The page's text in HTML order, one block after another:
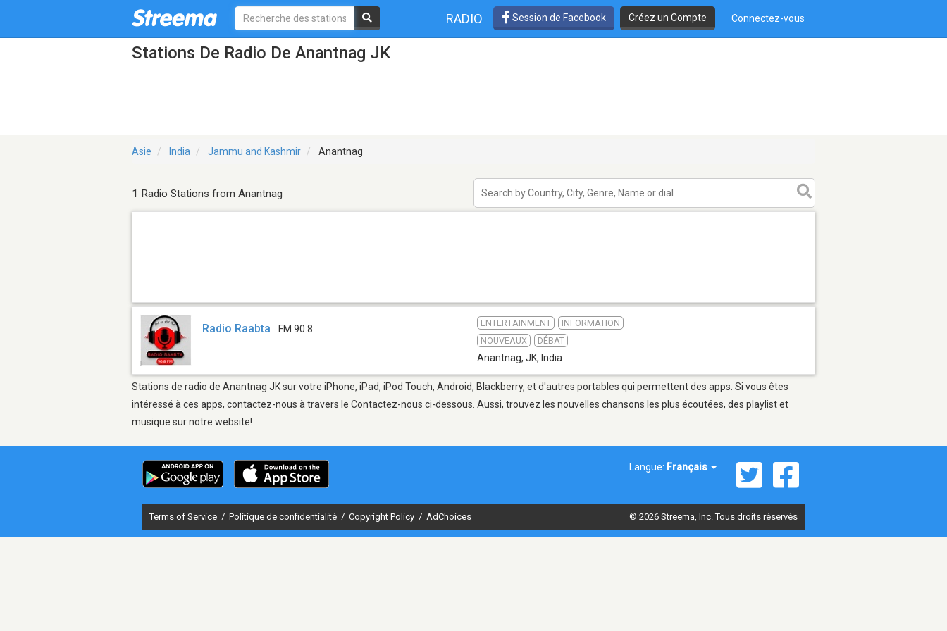
RADIO Session de Facebook Créez un Compte Connectez-vous
Stations De Radio De Anantnag JK
Asie India Jammu and Kashmir Anantnag
1 Radio Stations from Anantnag
Radio Raabta FM 90.8
ENTERTAINMENT
INFORMATION
NOUVEAUX
DÉBAT
Anantnag, JK, India
Stations de radio de Anantnag JK sur votre iPhone, iPad, iPod Touch, Android, Blackberry, et d'autres portables qui permettent des apps. Si vous êtes
intéressé à ces apps, contactez-nous à travers le Contactez-nous ci-dessous. Aussi, trouvez les nouvelles chansons les plus écoutées, des playlist et
musique sur notre website!
Langue: Français
Terms of Service / Politique de confidentialité / Copyright Policy / AdChoices © 2026 Streema, Inc. Tous droits réservés